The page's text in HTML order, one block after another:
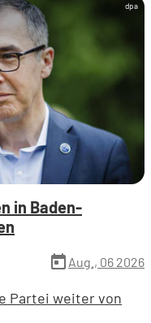
dpa
in Baden-
today Aug., 06 2026
Partei weiter von